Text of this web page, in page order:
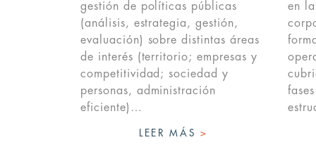
gestión de políticas públicas
(análisis, estrategia, gestión,
evaluación) sobre distintas áreas
de interés (territorio; empresas y
competitividad; sociedad y
personas, administración
eficiente)…
LEER MÁS>
en